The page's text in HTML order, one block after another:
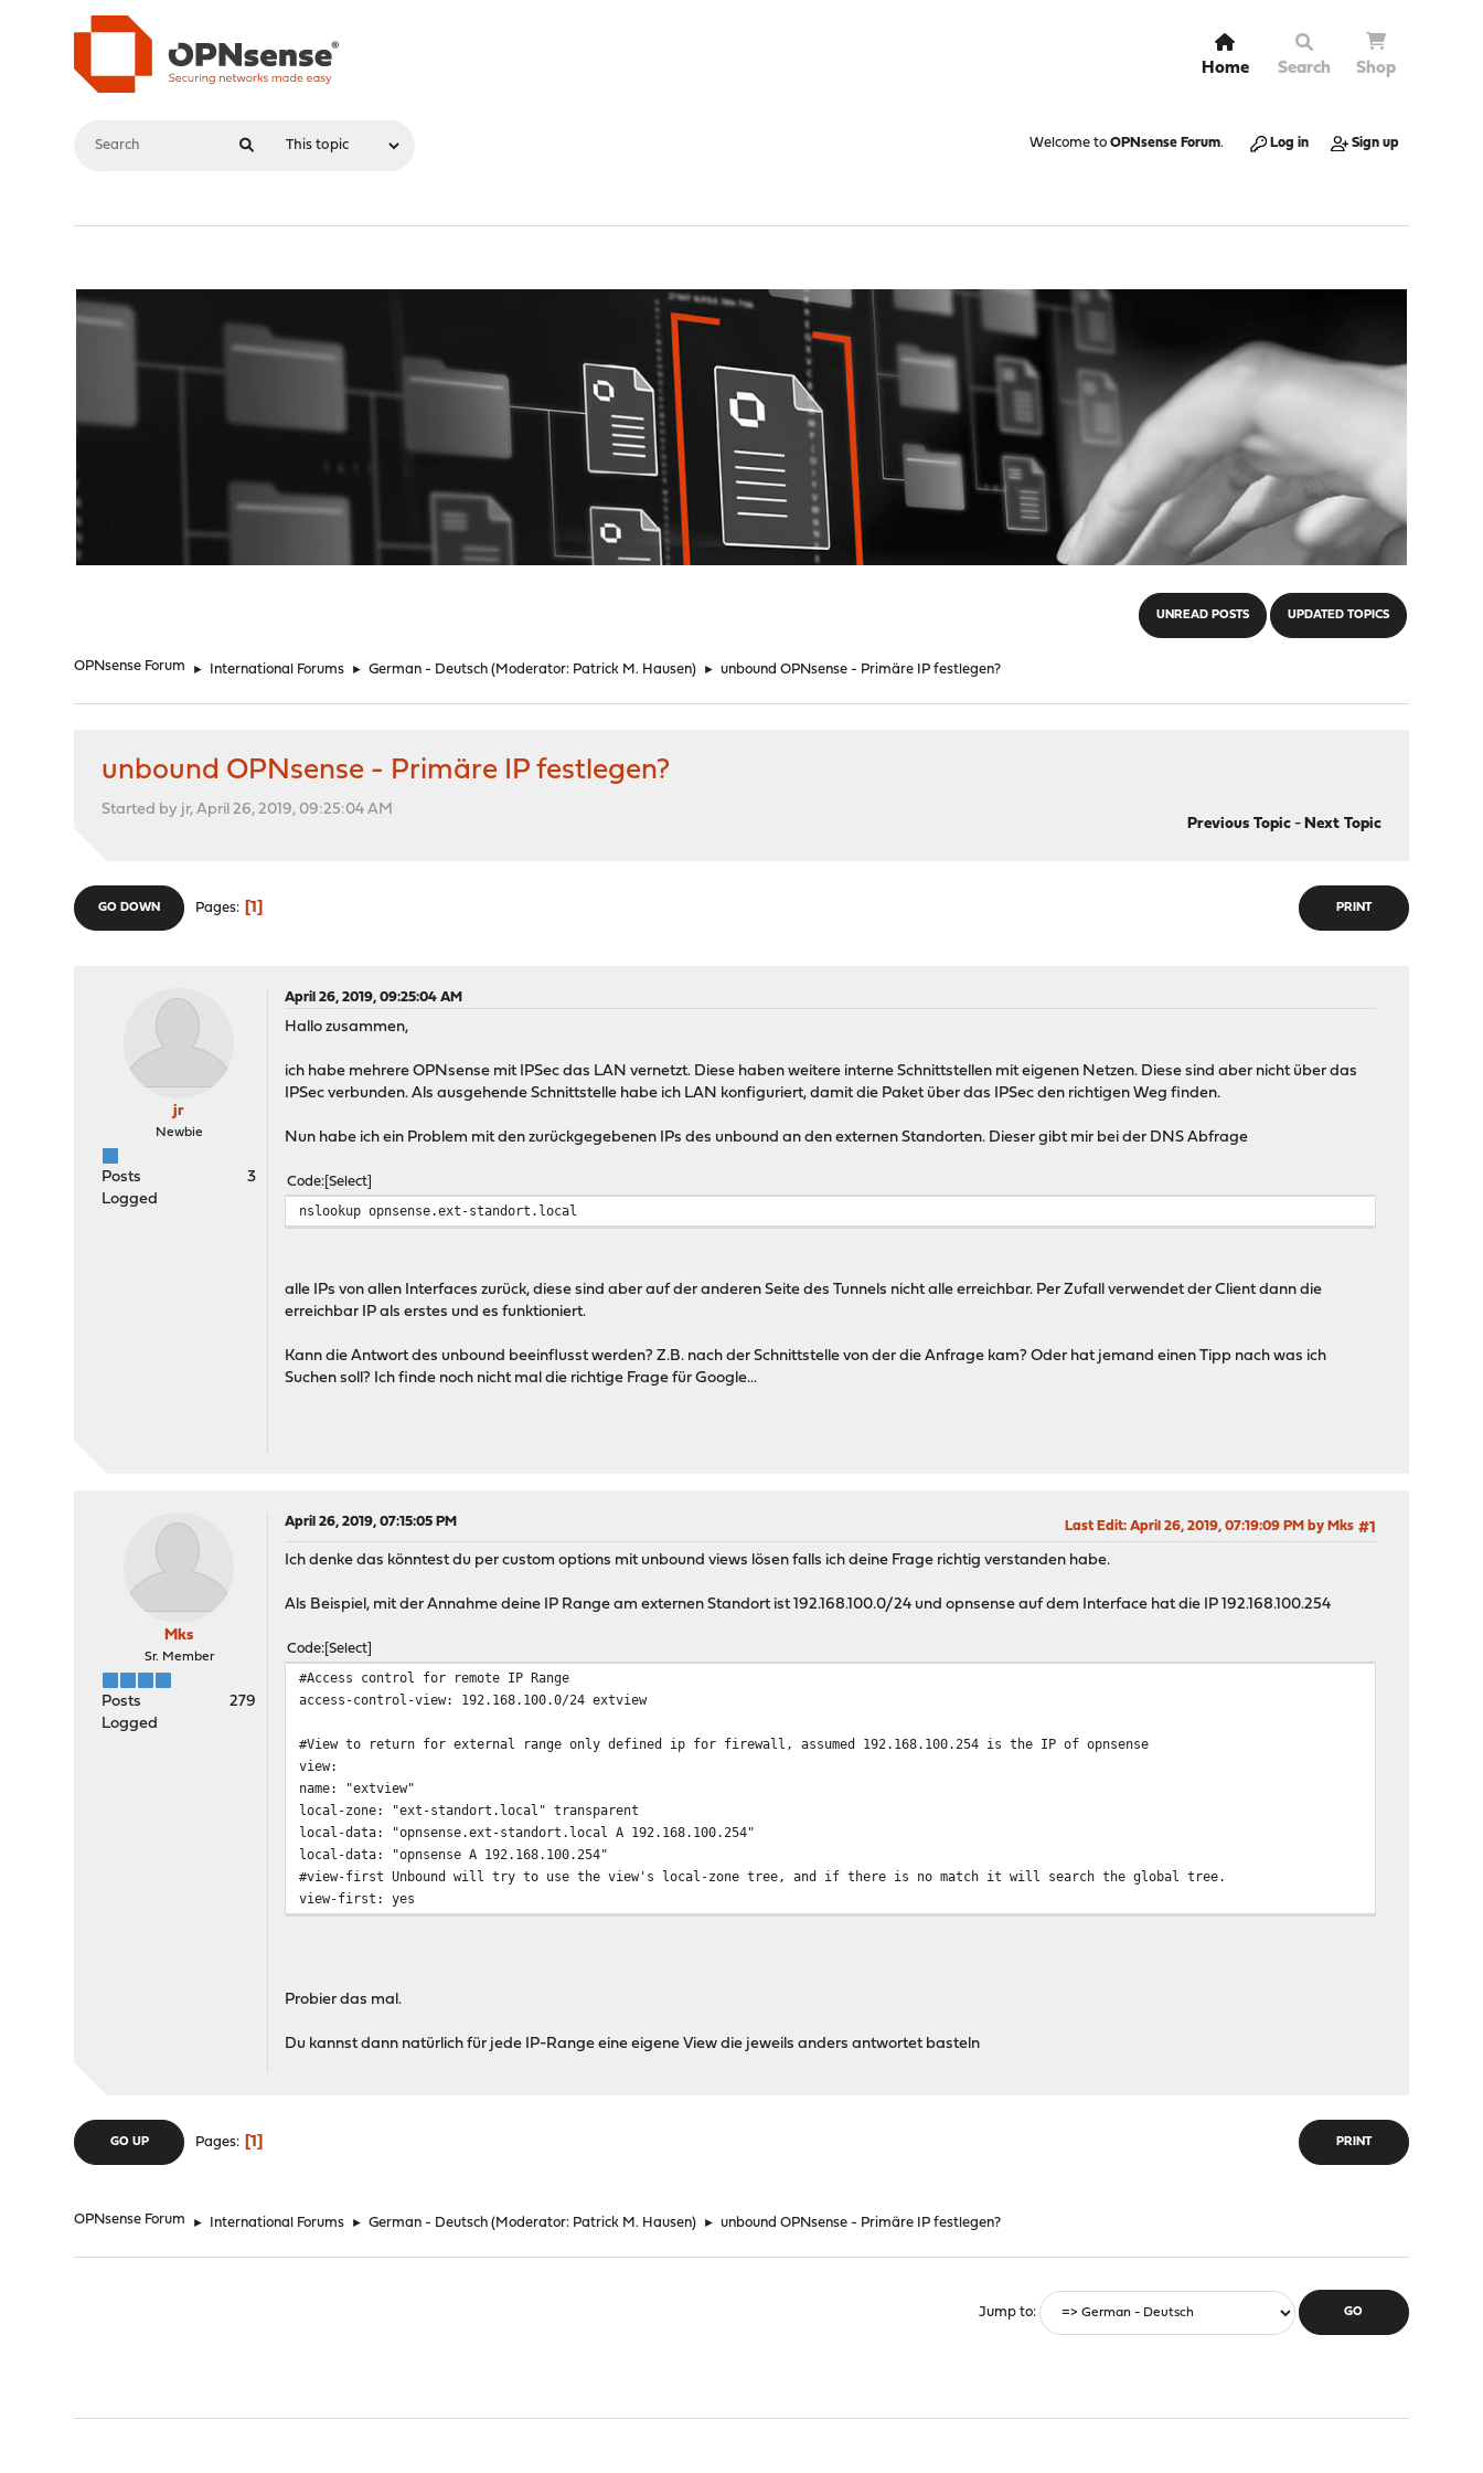
Home Search Shop
Welcome to OPNsense Forum. Log in Sign up
UNREAD POSTS UPDATED TOPICS
OPNsense Forum ► International Forums ► German - Deutsch (Moderator: Patrick M. Hausen) ► unbound OPNsense - Primäre IP festlegen?
unbound OPNsense - Primäre IP festlegen?
Started by jr, April 26, 2019, 09:25:04 AM
Previous Topic- Next Topic
PRINT
GO DOWN Pages 1
jr
Newbie
Posts
3
Logged
April 26, 2019, 09:25:04 AM
Hallo zusammen,
ich habe mehrere OPNsense mit IPSec das LAN vernetzt. Diese haben weitere interne Schnittstellen mit eigenen Netzen. Diese sind aber nicht über das
IPSec verbunden. Als ausgehende Schnittstelle habe ich LAN konfiguriert, damit die Paket über das IPSec den richtigen Weg finden.
Nun habe ich ein Problem mit den zurückgegebenen IPs des unbound an den externen Standorten. Dieser gibt mir bei der DNS Abfrage
Code Select
nslookup opnsense.ext-standort.local
alle IPs von allen Interfaces zurück, diese sind aber auf der anderen Seite des Tunnels nicht alle erreichbar. Per Zufall verwendet der Client dann die
erreichbar IP als erstes und es funktioniert.
Kann die Antwort des unbound beeinflusst werden? Z.B. nach der Schnittstelle von der die Anfrage kam? Oder hat jemand einen Tipp nach was ich
Suchen soll? Ich finde noch nicht mal die richtige Frage für Google...
Mks
Sr. Member
Posts
279
Logged
April 26, 2019, 07:15:05 PM #1
Last Edit: April 26, 2019, 07:19:09 PM by Mks
Ich denke das könntest du per custom options mit unbound views lösen falls ich deine Frage richtig verstanden habe.
Als Beispiel, mit der Annahme deine IP Range am externen Standort ist 192.168.100.0/24 und opnsense auf dem Interface hat die IP 192.168.100.254
Code Select
#Access control for remote IP Range
access-control-view: 192.168.100.0/24 extview
#View to return for external range only defined ip for firewall, assumed 192.168.100.254 is the IP of opnsense
view:
name: "extview"
local-zone: "ext-standort.local" transparent
local-data: "opnsense.ext-standort.local A 192.168.100.254"
local-data: "opnsense A 192.168.100.254"
#view-first Unbound will try to use the view's local-zone tree, and if there is no match it will search the global tree.
view-first: yes
Probier das mal.
Du kannst dann natürlich für jede IP-Range eine eigene View die jeweils anders antwortet basteln
PRINT
GO UP Pages 1
OPNsense Forum ► International Forums ► German - Deutsch (Moderator: Patrick M. Hausen) ► unbound OPNsense - Primäre IP festlegen?
Jump to